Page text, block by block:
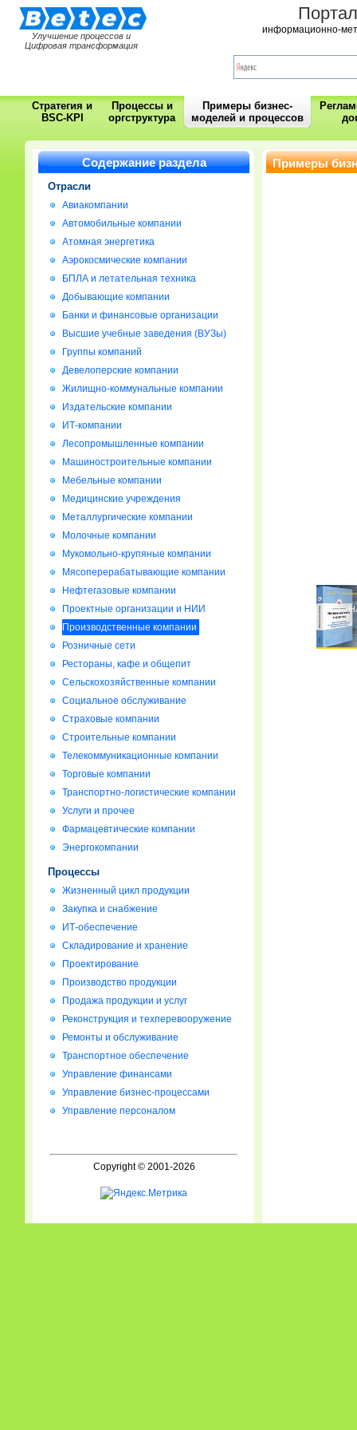
Улучшение процессов и
Цифровая трансформация
информационно-
Стратегия и
BSC-KPI
Процессы и
оргструктура
Примеры бизнес-
моделей и процессов
Содержание раздела
Отрасли
Авиакомпании
Автомобильные компании
Атомная энергетика
Аэрокосмические компании
БПЛА и летательная техника
Добывающие компании
Банки и финансовые организации
Высшие учебные заведения (ВУЗы)
Группы компаний
Девелоперские компании
Жилищно-коммунальные компании
Издательские компании
ИТ-компании
Лесопромышленные компании
Машиностроительные компании
Мебельные компании
Медицинские учреждения
Металлургические компании
Молочные компании
Мукомольно-крупяные компании
Мясоперерабатывающие компании
Нефтегазовые компании
Проектные организации и НИИ
Производственные компании
Розничные сети
Рестораны, кафе и общепит
Сельскохозяйственные компании
Социальное обслуживание
Страховые компании
Строительные компании
Телекоммуникационные компании
Торговые компании
Транспортно-логистические компании
Услуги и прочее
Фармацевтические компании
Энергокомпании
Процессы
Жизненный цикл продукции
Закупка и снабжение
ИТ-обеспечение
Складирование и хранение
Проектирование
Производство продукции
Продажа продукции и услуг
Реконструкция и техперевооружение
Ремонты и обслуживание
Транспортное обеспечение
Управление финансами
Управление бизнес-процессами
Управление персоналом
Copyright © 2001-2026
Примеры
компании